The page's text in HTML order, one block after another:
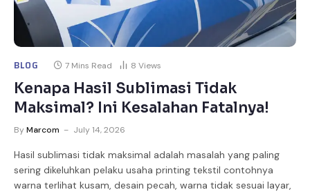
BLOG 7 Mins Read 8 Views
Kenapa Hasil Sublimasi Tidak
Maksimal? Ini Kesalahan Fatalnya!
ByMarcom July 14, 2026
Hasil sublimasi tidak maksimal adalah masalah yang paling
sering dikeluhkan pelaku usaha printing tekstil contohnya
warna terlihat kusam, desain pecah, warna tidak sesuai layar,